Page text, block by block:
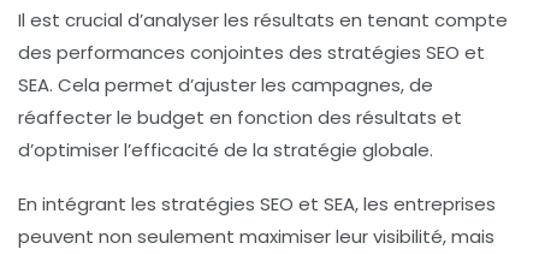
Il est crucial d’analyser les résultats en tenant compte
des performances conjointes des stratégies SEO et
SEA. Cela permet d’ajuster les campagnes, de
réaffecter le budget en fonction des résultats et
d’optimiser l’efficacité de la stratégie globale.
En intégrant les stratégies SEO et SEA, les entreprises
peuvent non seulement maximiser leur visibilité, mais